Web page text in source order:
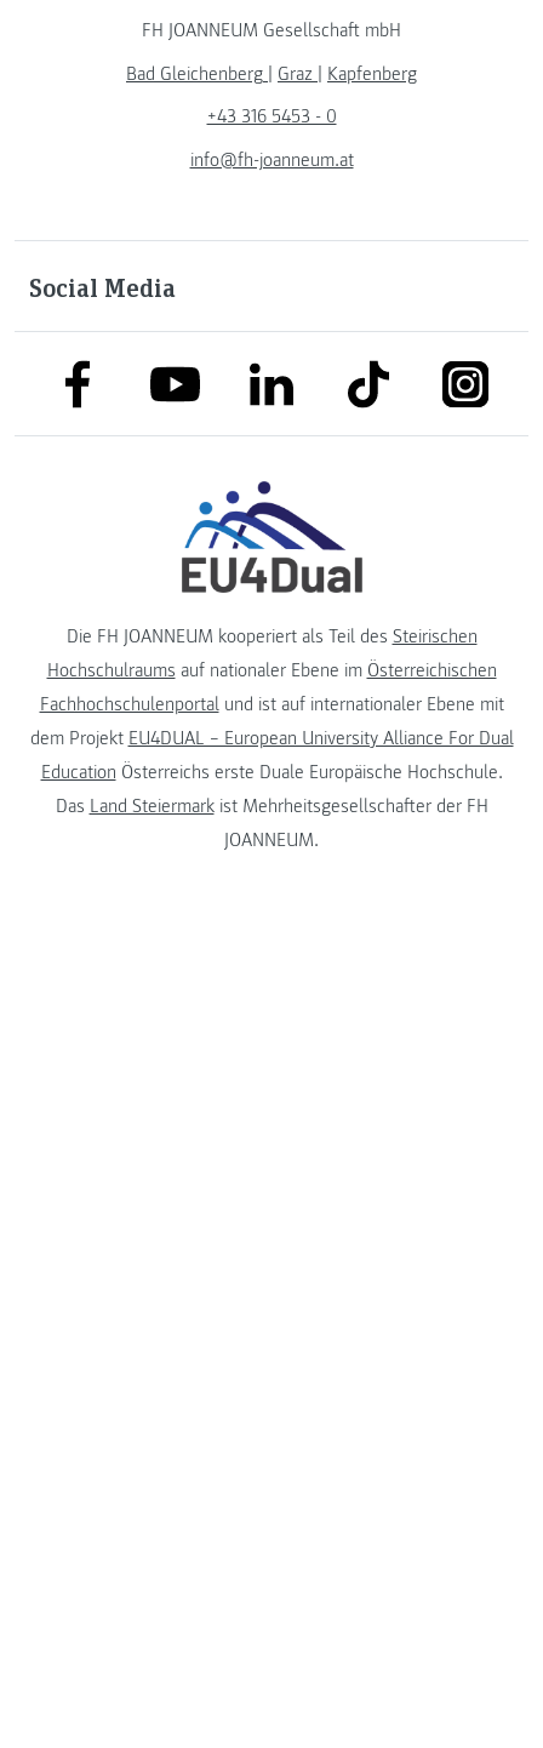
FH JOANNEUM Gesellschaft mbH
Bad Gleichenberg | Graz | Kapfenberg
+43 316 5453 - 0
info@fh-joanneum.at
Social Media
link to facebooklink to youtubelink to linkedinlink to tiktok link to
Die FH JOANNEUM kooperiert als Teil des Steirischen
Hochschulraums auf nationaler Ebene im Österreichischen
Fachhochschulenportalund ist auf internationaler Ebene mit
dem Projekt EU4DUAL – European University Alliance For Dual
Education Österreichs erste Duale Europäische Hochschule.
Das Land Steiermarkist Mehrheitsgesellschafter der FH
JOANNEUM.